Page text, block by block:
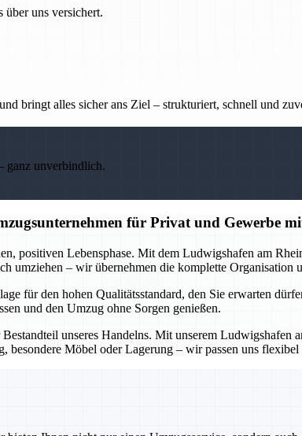
über uns versichert.
bringt alles sicher ans Ziel – strukturiert, schnell und
ganz unverbindlich.
für Privat und Gewerbe
positiven Lebensphase. Mit dem Ludwigshafen am
– wir übernehmen die komplette Organisation
für den hohen Qualitätsstandard, den Sie erwarten
und den Umzug ohne Sorgen genießen.
unseres Handelns. Mit unserem Ludwigshafen
Möbel oder Lagerung – wir passen uns